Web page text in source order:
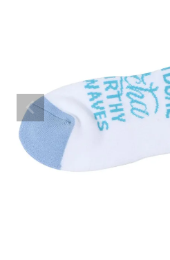
カテゴリー
スタイリング
ニュース・特集